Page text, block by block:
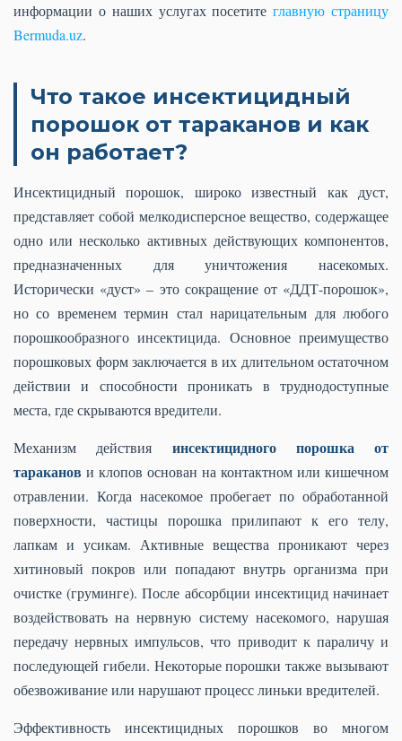
информации о наших услугах посетитеглавную страницу
Bermuda.uz.
Что такое инсектицидный
порошок от тараканов и как
он работает?
Инсектицидный порошок, широко известный как дуст,
представляет собой мелкодисперсное вещество, содержащее
одно или несколько активных действующих компонентов,
предназначенных для уничтожения насекомых.
Исторически «дуст» – это сокращение от «ДДТ-порошок»,
но со временем термин стал нарицательным для любого
порошкообразного инсектицида. Основное преимущество
порошковых форм заключается в их длительном остаточном
действии и способности проникать в труднодоступные
места, где скрываются вредители.
Механизм действия инсектицидного порошка от
тараканов и клопов основан на контактном или кишечном
отравлении. Когда насекомое пробегает по обработанной
поверхности, частицы порошка прилипают к его телу,
лапкам и усикам. Активные вещества проникают через
хитиновый покров или попадают внутрь организма при
очистке (груминге). После абсорбции инсектицид начинает
воздействовать на нервную систему насекомого, нарушая
передачу нервных импульсов, что приводит к параличу и
последующей гибели. Некоторые порошки также вызывают
обезвоживание или нарушают процесс линьки вредителей.
Эффективность инсектицидных порошков во многом